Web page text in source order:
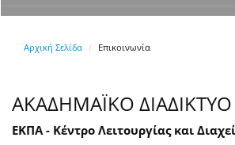
Αρχική Σελίδα Επικοινωνία
ΑΚΑΔΗΜΑΪΚΟ ΔΙΑΔΙΚΤΥΟ
ΕΚΠΑ - Κέντρο Λειτουργίας και